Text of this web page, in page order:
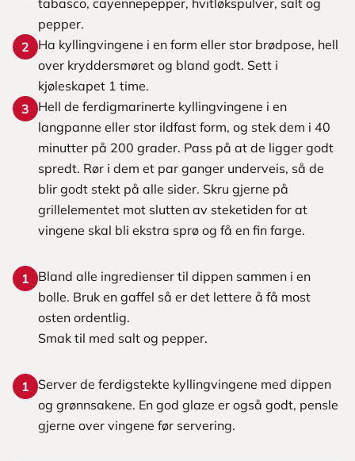
tabasco, cayennepepper, hvitløkspulver, salt og
pepper.
2
Ha kyllingvingene i en form eller stor brødpose, hell
over kryddersmøret og bland godt. Sett i
kjøleskapet 1 time.
3
Hell de ferdigmarinerte kyllingvingene i en
langpanne eller stor ildfast form, og stek dem i 40
minutter på 200 grader. Pass på at de ligger godt
spredt. Rør i dem et par ganger underveis, så de
blir godt stekt på alle sider. Skru gjerne på
grillelementet mot slutten av steketiden for at
vingene skal bli ekstra sprø og få en fin farge.
1
Bland alle ingredienser til dippen sammen i en
bolle. Bruk en gaffel så er det lettere å få most
osten ordentlig.
Smak til med salt og pepper.
1
Server de ferdigstekte kyllingvingene med dippen
og grønnsakene. En god glaze er også godt, pensle
gjerne over vingene før servering.